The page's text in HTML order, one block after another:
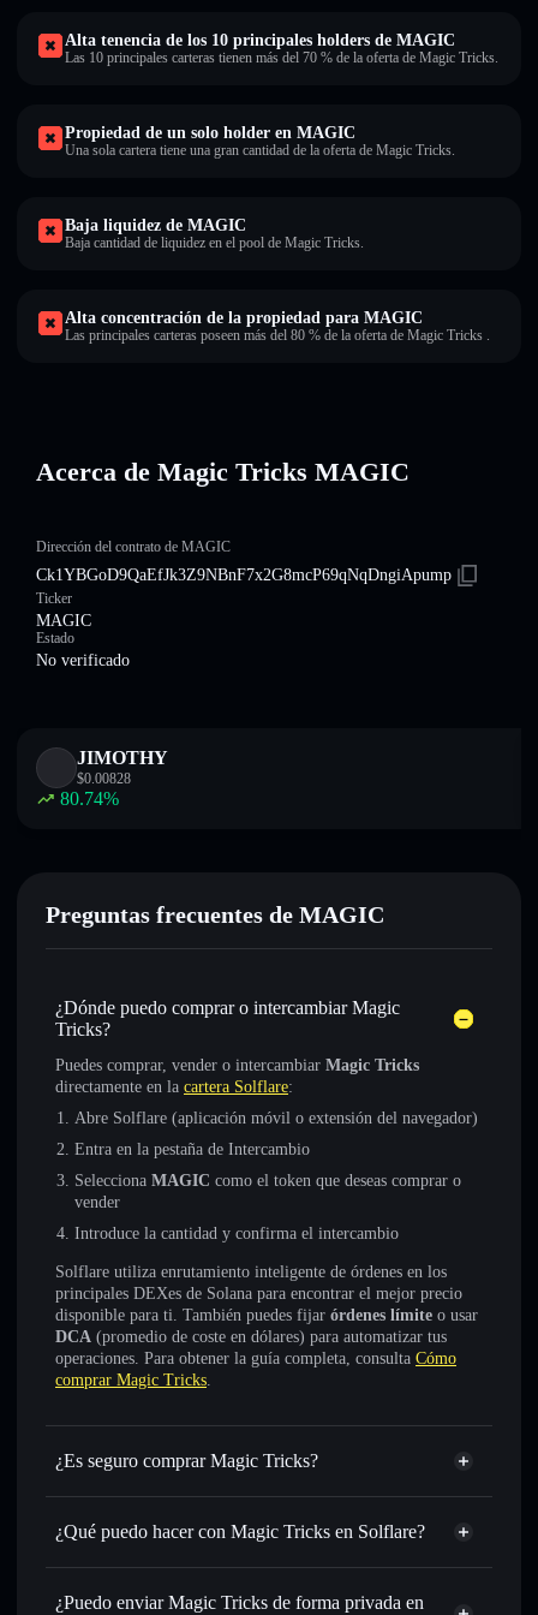
Alta tenencia de los 10 principales holders de MAGIC
Las 10 principales carteras tienen más del 70 % de la oferta de Magic Tricks.
Propiedad de un solo holder en MAGIC
Una sola cartera tiene una gran cantidad de la oferta de Magic Tricks.
Baja liquidez de MAGIC
Baja cantidad de liquidez en el pool de Magic Tricks.
Alta concentración de la propiedad para MAGIC
Las principales carteras poseen más del 80 % de la oferta de Magic Tricks .
Acerca de Magic Tricks MAGIC
Dirección del contrato de MAGIC
Ck1YBGoD9QaEfJk3Z9NBnF7x2G8mcP69qNqDngiApump
Ticker
MAGIC
Estado
No verificado
JIMOTHY
$0.00828
80.74%
Preguntas frecuentes de MAGIC
¿Dónde puedo comprar o intercambiar Magic
Tricks?
Puedes comprar, vender o intercambiar Magic Tricks
directamente en la cartera Solflare:
Abre Solflare (aplicación móvil o extensión del navegador)
Entra en la pestaña de Intercambio
Selecciona MAGIC como el token que deseas comprar o
vender
Introduce la cantidad y confirma el intercambio
Solflare utiliza enrutamiento inteligente de órdenes en los
principales DEXes de Solana para encontrar el mejor precio
disponible para ti. También puedes fijar órdenes límite o usar
DCA (promedio de coste en dólares) para automatizar tus
operaciones. Para obtener la guía completa, consulta Cómo
comprar Magic Tricks.
¿Es seguro comprar Magic Tricks?
Magic Tricks no está verificado
¿Qué puedo hacer con Magic Tricks en Solflare?
Magic Tricks
cartera de Solflare
Intercambiar al instante: operar con MAGIC para SOL,
¿Puedo enviar Magic Tricks de forma privada en